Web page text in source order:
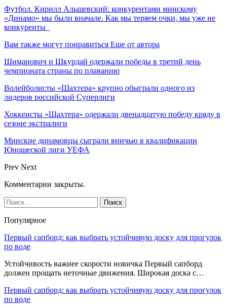
Футбол. Кирилл Альшевский: конкурентами минскому
«Динамо» мы были вначале. Как мы теряем очки, мы уже не
конкуренты
Вам также могут понравиться Еще от автора
Шиманович и Шкурдай одержали победы в третий день
чемпионата страны по плаванию
Волейболисты «Шахтера» крупно обыграли одного из
лидеров российской Суперлиги
Хоккеисты «Шахтера» одержали двенадцатую победу кряду в
сезоне экстралиги
Минские динамовцы сыграли вничью в квалификации
Юношеской лиги УЕФА
Prev Next
Комментарии закрыты.
Популярное
Первый сапборд: как выбрать устойчивую доску для прогулок
по воде
Устойчивость важнее скорости новичка Первый сапборд
должен прощать неточные движения. Широкая доска с…
Первый сапборд: как выбрать устойчивую доску для прогулок
по воде